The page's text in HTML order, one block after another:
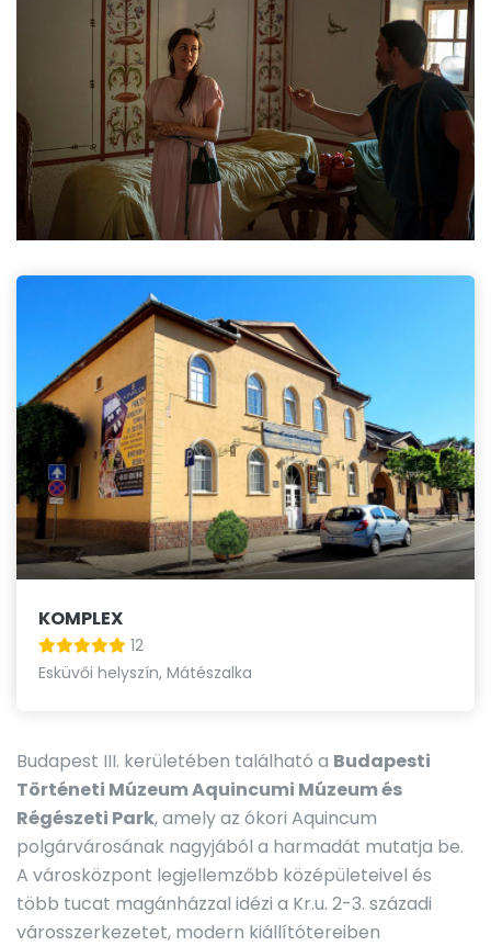
KOMPLEX
12
Esküvői helyszín, Mátészalka
Budapest III. kerületében található a Budapesti
Történeti Múzeum Aquincumi Múzeum és
Régészeti Park, amely az ókori Aquincum
polgárvárosának nagyjából a harmadát mutatja be.
A városközpont legjellemzőbb középületeivel és
több tucat magánházzal idézi a Kr.u. 2-3. századi
városszerkezetet, modern kiállítótereiben